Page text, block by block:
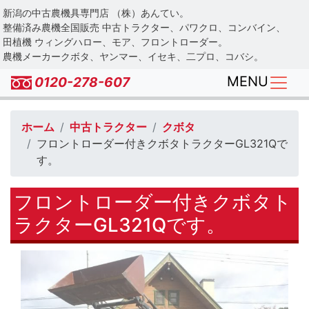
Skip
to
main
content
新潟の中古農機具専門店 （株）あんてい。
整備済み農機全国販売 中古トラクター、パワクロ、コンバイン、
田植機 ウィングハロー、モア、フロントローダー。
農機メーカークボタ、ヤンマー、イセキ、二プロ、コバシ。
0120-278-607 MENU
ホーム 中古トラクター
クボタ
フロントローダー付きクボタトラクターGL321Qで
す。
フロントローダー付きクボタト
ラクターGL321Qです。